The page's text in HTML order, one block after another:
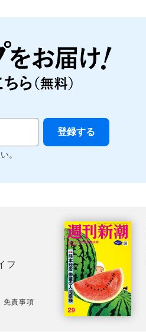
。
フ
免責事項